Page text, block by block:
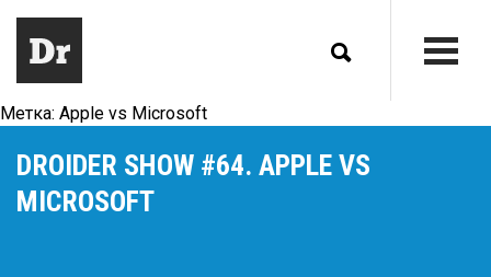
Метка: Apple vs Microsoft
DROIDER SHOW #64. APPLE VS
MICROSOFT